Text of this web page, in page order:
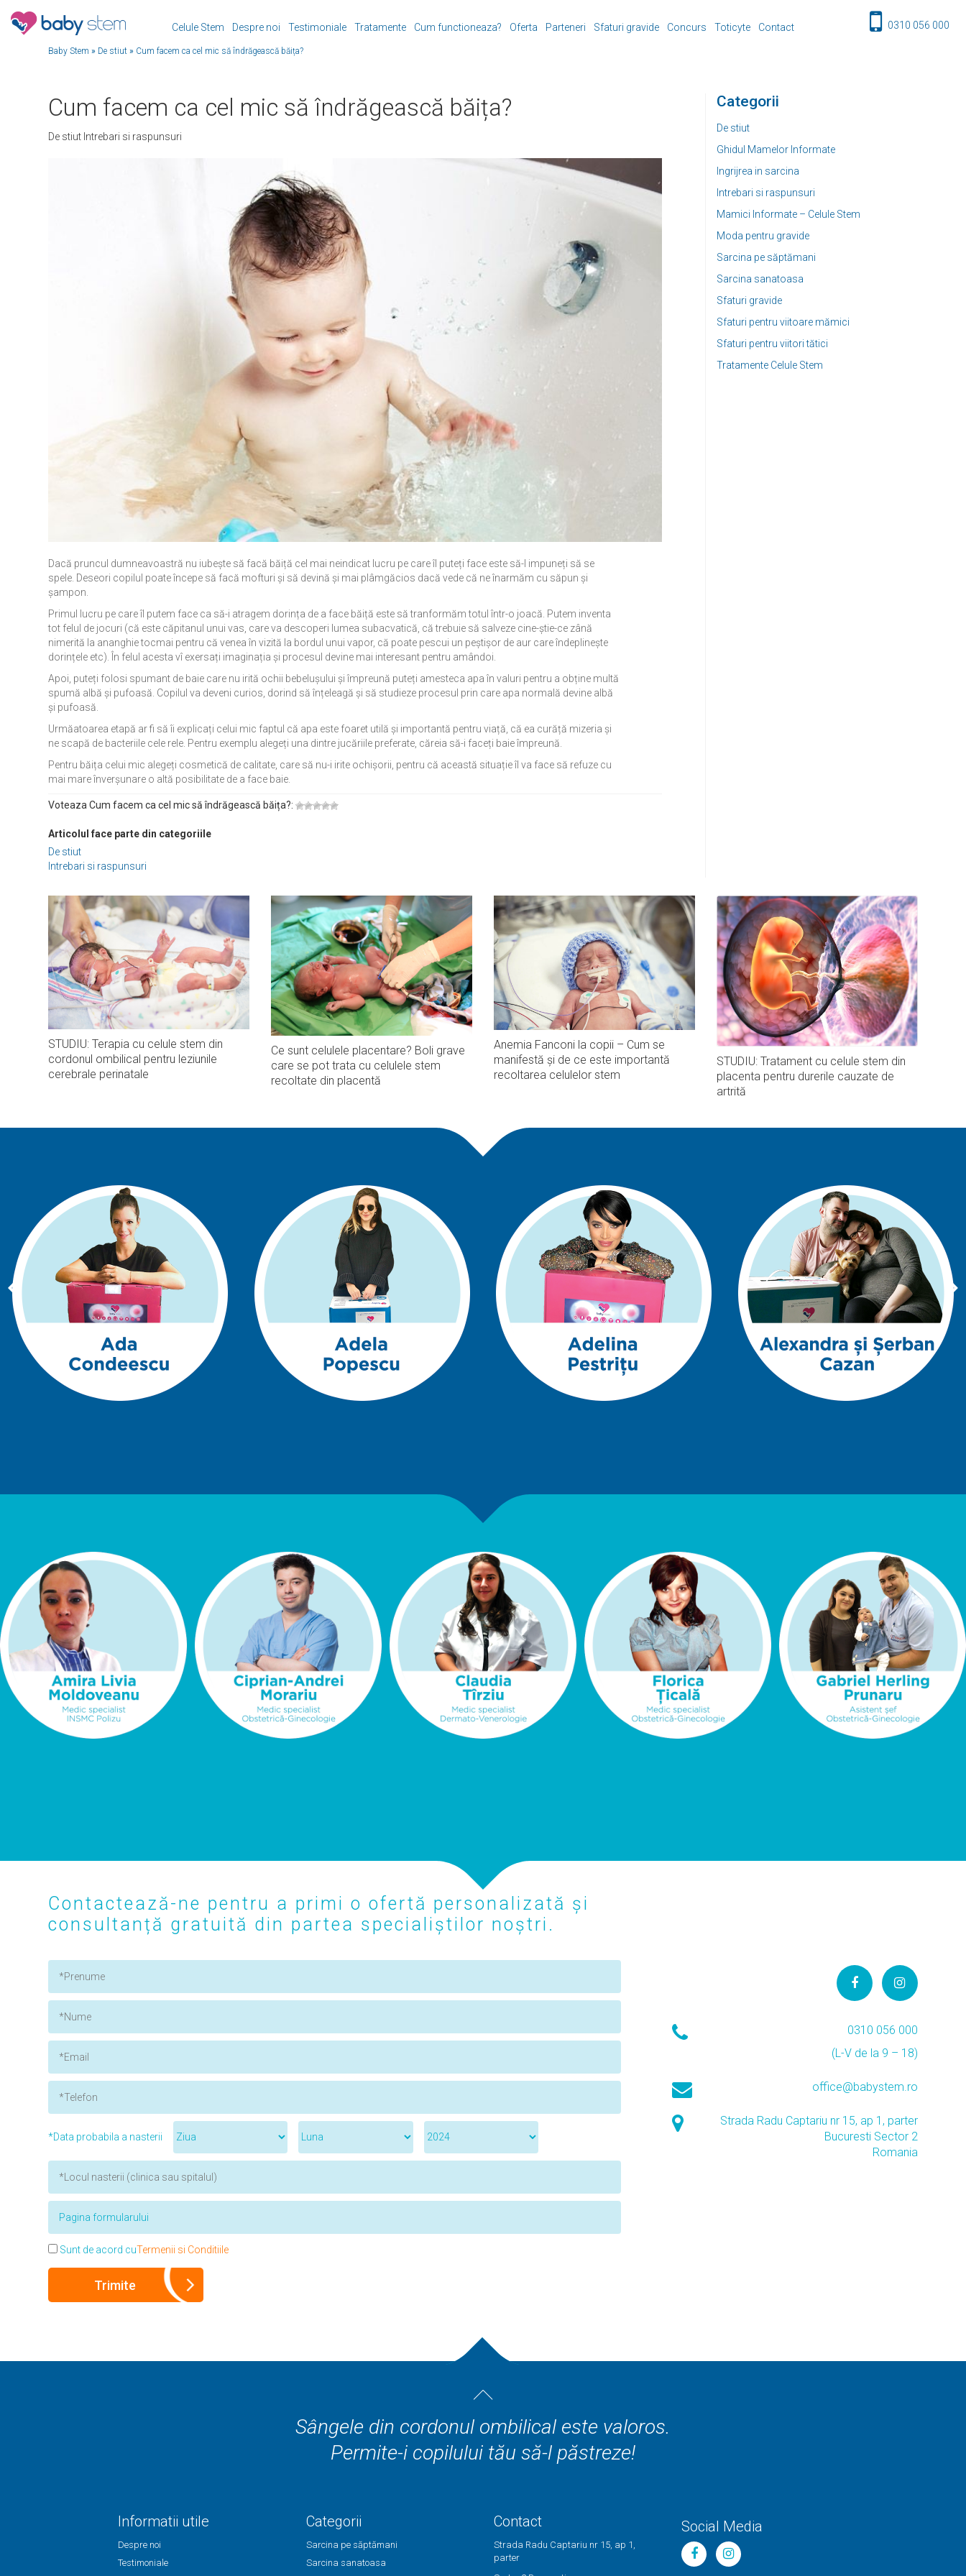
Celule Stem Despre noi Testimoniale Tratamente Cum functioneaza? Oferta Parteneri Sfaturi gravide Concurs Toticyte Contact 0310 056 000
Baby Stem » De stiut » Cum facem ca cel mic să îndrăgească băița?
Categorii
De stiut
Ghidul Mamelor Informate
Ingrijrea in sarcina
Intrebari si raspunsuri
Mamici Informate – Celule Stem
Moda pentru gravide
Sarcina pe săptămani
Sarcina sanatoasa
Sfaturi gravide
Sfaturi pentru viitoare mămici
Sfaturi pentru viitori tătici
Tratamente Celule Stem
Cum facem ca cel mic să îndrăgească băița?
De stiut Intrebari si raspunsuri
Dacă pruncul dumneavoastră nu iubește să facă băiță cel mai neindicat lucru pe care îl puteți face este să-l impuneți să se
spele. Deseori copilul poate începe să facă mofturi și să devină și mai plâmgăcios dacă vede că ne înarmăm cu săpun și
șampon.
Primul lucru pe care îl putem face ca să-i atragem dorința de a face băiță este să tranformăm totul într-o joacă. Putem inventa
tot felul de jocuri (că este căpitanul unui vas, care va descoperi lumea subacvatică, că trebuie să salveze cine-știe-ce zână
nimerită la ananghie tocmai pentru că venea în vizită la bordul unui vapor, că poate pescui un peștișor de aur care îndeplinește
dorințele etc). În felul acesta vî exersați imaginația și procesul devine mai interesant pentru amândoi.
Apoi, puteți folosi spumant de baie care nu irită ochii bebelușului și împreună puteți amesteca apa în valuri pentru a obține multă
spumă albă și pufoasă. Copilul va deveni curios, dorind să înțeleagă și să studieze procesul prin care apa normală devine albă
și pufoasă.
Urmăatoarea etapă ar fi să îi explicați celui mic faptul că apa este foaret utilă și importantă pentru viață, că ea curăță mizeria și
ne scapă de bacteriile cele rele. Pentru exemplu alegeți una dintre jucăriile preferate, căreia să-i faceți baie împreună.
Pentru băița celui mic alegeți cosmetică de calitate, care să nu-i irite ochișorii, pentru că această situație îl va face să refuze cu
mai mare înverșunare o altă posibilitate de a face baie.
Voteaza Cum facem ca cel mic să îndrăgească băița?:
Articolul face parte din categoriile
De stiut
Intrebari si raspunsuri
STUDIU: Terapia cu celule stem din
cordonul ombilical pentru leziunile
cerebrale perinatale
Ce sunt celulele placentare? Boli grave
care se pot trata cu celulele stem
recoltate din placentă
Anemia Fanconi la copii – Cum se
manifestă și de ce este importantă
recoltarea celulelor stem
STUDIU: Tratament cu celule stem din
placenta pentru durerile cauzate de
artrită
Contactează-ne pentru a primi o ofertă personalizată și
consultanță gratuită din partea specialiștilor noștri.
*Data probabila a nasterii
Sunt de acord cuTermenii si Conditiile
0310 056 000
(L-V de la 9 – 18)
office@babystem.ro
Strada Radu Captariu nr 15, ap 1, parter
Bucuresti Sector 2
Romania
Sângele din cordonul ombilical este valoros.
Permite-i copilului tău să-l păstreze!
Informatii utile
Despre noi
Testimoniale
Categorii
Sarcina pe săptămani
Sarcina sanatoasa
Contact
Strada Radu Captariu nr 15, ap 1,
parter
Social Media